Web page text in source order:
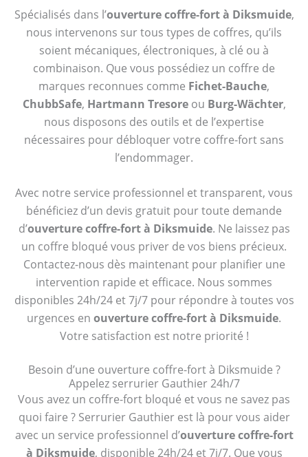
Spécialisés dans l’ouverture coffre-fort à Diksmuide,
nous intervenons sur tous types de coffres, qu’ils
soient mécaniques, électroniques, à clé ou à
combinaison. Que vous possédiez un coffre de
marques reconnues comme Fichet-Bauche,
ChubbSafe, Hartmann Tresoreou Burg-Wächter,
nous disposons des outils et de l’expertise
nécessaires pour débloquer votre coffre-fort sans
l’endommager.
Avec notre service professionnel et transparent, vous
bénéficiez d’un devis gratuit pour toute demande
d’ouverture coffre-fort à Diksmuide. Ne laissez pas
un coffre bloqué vous priver de vos biens précieux.
Contactez-nous dès maintenant pour planifier une
intervention rapide et efficace. Nous sommes
disponibles 24h/24 et 7j/7 pour répondre à toutes vos
urgences en ouverture coffre-fort à Diksmuide.
Votre satisfaction est notre priorité !
Besoin d’une ouverture coffre-fort à Diksmuide ?
Appelez serrurier Gauthier 24h/7
Vous avez un coffre-fort bloqué et vous ne savez pas
quoi faire ? Serrurier Gauthier est là pour vous aider
avec un service professionnel d’ouverture coffre-fort
à Diksmuide, disponible 24h/24 et 7j/7. Que vous